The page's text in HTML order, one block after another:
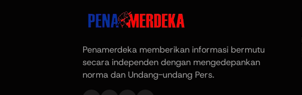
Penamerdeka memberikan informasi bermutu
secara independen dengan mengedepankan
norma dan Undang-undang Pers.